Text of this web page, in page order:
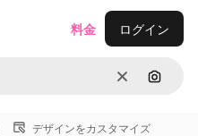
消去 画像で
料金 ログイン
デザインをカスタマイズ